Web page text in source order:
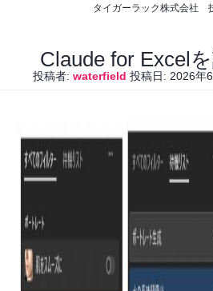
タイガーラック株式会社
Claude for Excel
投稿者: waterfield 投稿日: 2026年